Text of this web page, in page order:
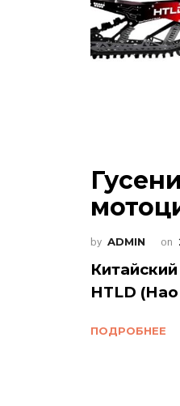
by ADMIN on
HTLD
ПОДРОБНЕЕ